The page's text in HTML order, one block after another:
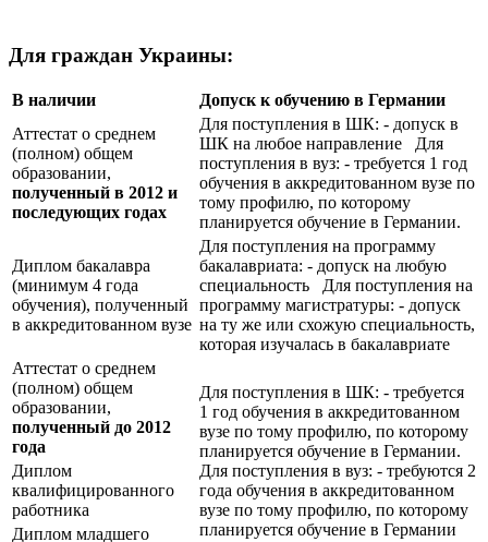
Для граждан Украины:
В наличии
Допуск к обучению в Германии
Аттестат о среднем
(полном) общем
образовании,
полученный в 2012 и
последующих годах
Для поступления в ШК: - допуск в
ШК на любое направление Для
поступления в вуз: - требуется 1 год
обучения в аккредитованном вузе по
тому профилю, по которому
планируется обучение в Германии.
Диплом бакалавра
(минимум 4 года
обучения), полученный
в аккредитованном вузе
Для поступления на программу
бакалавриата: - допуск на любую
специальность Для поступления на
программу магистратуры: - допуск
на ту же или схожую специальность,
которая изучалась в бакалавриате
Аттестат о среднем
(полном) общем
образовании,
полученный до 2012
года
Для поступления в ШК: - требуется
1 год обучения в аккредитованном
вузе по тому профилю, по которому
планируется обучение в Германии.
Для поступления в вуз: - требуются 2
года обучения в аккредитованном
вузе по тому профилю, по которому
планируется обучение в Германии
Диплом
квалифицированного
работника
Диплом младшего